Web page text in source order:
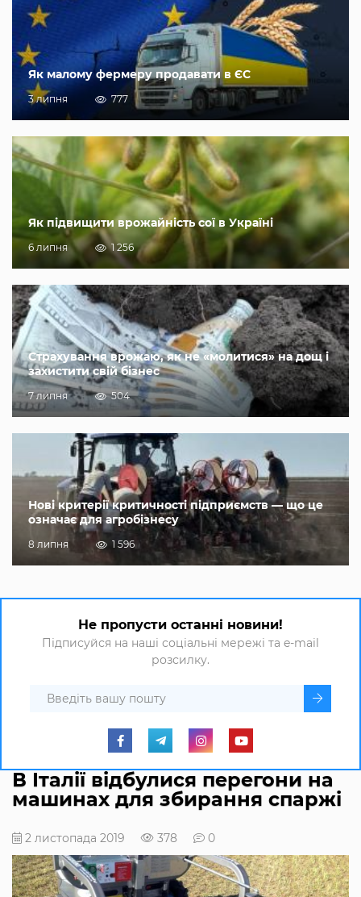
Як малому фермеру продавати в ЄС
3 липня 777
Як підвищити врожайність сої в Україні
6 липня 1 256
Страхування врожаю, як не «молитися» на дощ і
захистити свій бізнес
7 липня 504
Нові критерії критичності підприємств — що це
означає для агробізнесу
8 липня 1 596
Не пропусти останні новини!
Підписуйся на наші соціальні мережі та e-mail
розсилку.
В Італії відбулися перегони на
машинах для збирання спаржі
2 листопада 2019 378 0